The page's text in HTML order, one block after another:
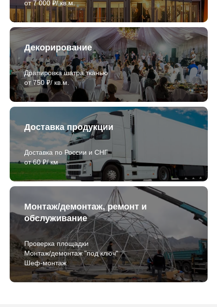
от 7 000 ₽/ кв.м.
Декорирование
Драпировка шатра тканью
от 750 ₽/ кв.м.
Доставка продукции
Доставка по России и СНГ
от 60 ₽/ км
Монтаж/демонтаж, ремонт и
обслуживание
Проверка площадки
Монтаж/демонтаж "под ключ"
Шеф-монтаж